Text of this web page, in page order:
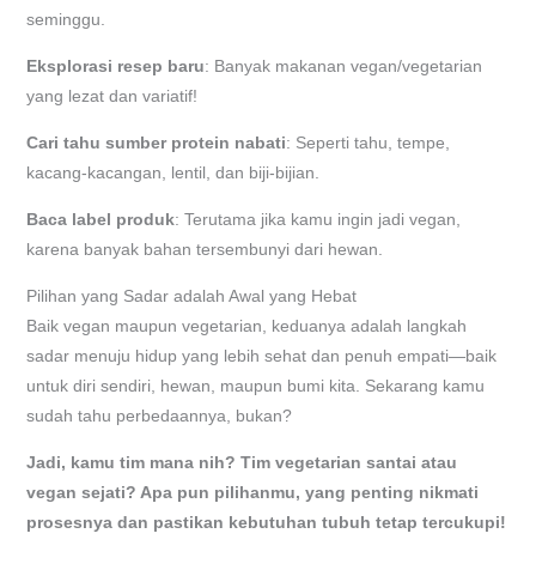
seminggu.
Eksplorasi resep baru: Banyak makanan vegan/vegetarian
yang lezat dan variatif!
Cari tahu sumber protein nabati: Seperti tahu, tempe,
kacang-kacangan, lentil, dan biji-bijian.
Baca label produk: Terutama jika kamu ingin jadi vegan,
karena banyak bahan tersembunyi dari hewan.
Pilihan yang Sadar adalah Awal yang Hebat
Baik vegan maupun vegetarian, keduanya adalah langkah
sadar menuju hidup yang lebih sehat dan penuh empati—baik
untuk diri sendiri, hewan, maupun bumi kita. Sekarang kamu
sudah tahu perbedaannya, bukan?
Jadi, kamu tim mana nih? Tim vegetarian santai atau
vegan sejati? Apa pun pilihanmu, yang penting nikmati
prosesnya dan pastikan kebutuhan tubuh tetap tercukupi!